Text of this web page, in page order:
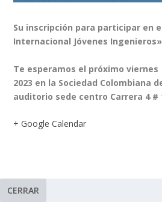
Su inscripción para participar en
Internacional Jóvenes
Te esperamos el próximo
2023 en la Sociedad Colombiana
auditorio sede centro Carrera 4 #
+ Google Calendar
CERRAR